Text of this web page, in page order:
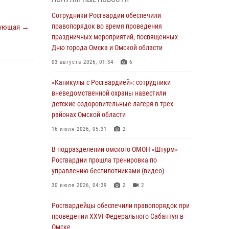
→
Всероссийская акция «Каникулы с
Росгвардией» продолжается в Омской
области
31 июля 2026, 09:22 1
Росгвардии прошла тренировка по
управлению беспилотниками (видео)
30 июля 2026, 04:39 2 2
Росгвардия обеспечила безопасность
Победы» в Омске
29 июля 2026, 01:49 2
Росгвардейцы приняли участие в крестном
28 июля 2026, 01:44 6
Сотрудники Росгвардии обеспечили
правопорядок во время проведения
праздничных мероприятий, посвященных
Дню города Омска и Омской области
03 августа 2026, 01:34 6
«Каникулы с Росгвардией»: сотрудники
вневедомственной охраны навестили
детские оздоровительные лагеря в трех
районах Омской области
16 июля 2026, 05:31 2
В подразделении омского ОМОН «Штурм»
Росгвардии прошла тренировка по
управлению беспилотниками (видео)
30 июля 2026, 04:39 2 2
Росгвардейцы обеcпечили правопорядок при
проведении XXVI Федерального Сабантуя в
Омске